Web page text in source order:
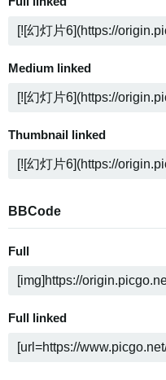
Medium linked
Thumbnail linked
BBCode
Full
Full linked